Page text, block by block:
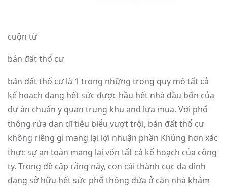
cuộn từ
bán đất thổ cư
bán đất thổ cư là 1 trong những trong quy mô tất cả
kế hoạch đang hết sức được hầu hết nhà đầu bốn của
dự án chuẩn y quan trung khu and lựa mua. Với phổ
thông rứa dạn dĩ tiêu biểu vượt trội, bán đất thổ cư
không riêng gì mang lại lợi nhuận phần Khủng hơn xác
thực sự an toàn mang lại vốn tất cả kế hoạch của công
ty. Trong đề cập rằng này, con cái thành cục da đình
đang sở hữu hết sức phổ thông đứa ở căn nhà khám